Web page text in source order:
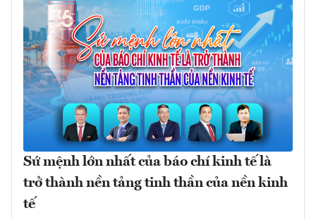
Sứ mệnh lớn nhất của báo chí kinh tế là
trở thành nền tảng tinh thần của nền kinh
tế